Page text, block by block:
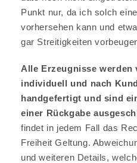
Punkt nur, da ich solch
vorhersehen kann und
gar Streitigkeiten
Alle Erzeugnisse
individuell und nach
handgefertigt und sind
einer Rückgabe
findet in jedem Fall das
Freiheit Geltung.
und weiteren Details,